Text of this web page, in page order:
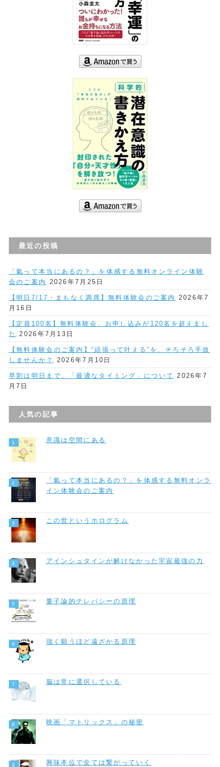
最近の投稿
「氣って本当にあるの？」を体感する無料オンライン体験
会のご案内
2026年7月25日
【明日7/17・まもなく満席】無料体験会のご案内
2026年7
月16日
【定員100名】無料体験会、お申し込みが120名を超えまし
た
2026年7月13日
【無料体験会のご案内】“頑張って叶える”を、そろそろ手放
しませんか？
2026年7月10日
早割は明日まで。「最適なタイミング」について
2026年7
月7日
人気の記事
意識は空間にある
「氣って本当にあるの？」を体感する無料オンラ
イン体験会のご案内
この世というホログラム
アインシュタインが解けなかった宇宙最強の力
量子論的テレパシーの原理
強く願うほど遠ざかる原理
脳は常に選択している
映画「マトリックス」の秘密
興味本位で全ては繋がっていく